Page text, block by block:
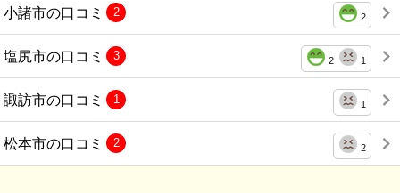
小諸市の口コミ 2
2
塩尻市の口コミ 2 1
3
諏訪市の口コミ 1
1
松本市の口コミ 2
2